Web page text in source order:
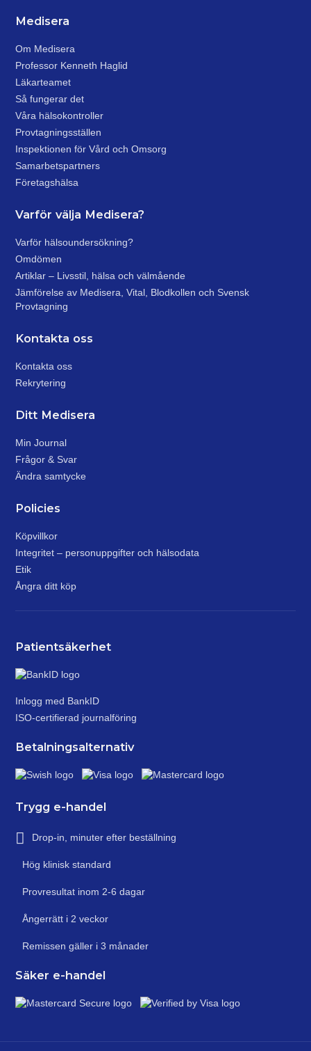
Medisera
Om Medisera
Professor Kenneth Haglid
Läkarteamet
Så fungerar det
Våra hälsokontroller
Provtagningsställen
Inspektionen för Vård och Omsorg
Samarbetspartners
Företagshälsa
Varför välja Medisera?
Varför hälsoundersökning?
Omdömen
Artiklar – Livsstil, hälsa och välmående
Jämförelse av Medisera, Vital, Blodkollen och Svensk
Provtagning
Kontakta oss
Kontakta oss
Rekrytering
Ditt Medisera
Min Journal
Frågor & Svar
Ändra samtycke
Policies
Köpvillkor
Integritet – personuppgifter och hälsodata
Etik
Ångra ditt köp
Patientsäkerhet
Inlogg med BankID
ISO-certifierad journalföring
Betalningsalternativ
Trygg e-handel
Drop-in, minuter efter beställning
Hög klinisk standard
Provresultat inom 2-6 dagar
Ångerrätt i 2 veckor
Remissen gäller i 3 månader
Säker e-handel